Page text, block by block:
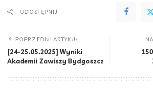
UDOSTĘPNIJ
POPRZEDNI ARTYKUŁ
[24-25.05.2025] Wyniki
Akademii Zawiszy Bydgoszcz